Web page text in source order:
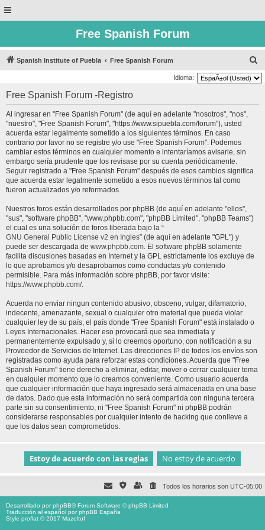
Free Spanish Forum
Spanish Institute of Puebla Free Spanish Forum
u
Idioma:
Free Spanish Forum -Registro
Al ingresar en "Free Spanish Forum" (de aquí en adelante "nosotros", "nos",
"nuestro", "Free Spanish Forum", "https://www.sipuebla.com/forum"), usted
acuerda estar legalmente sometido a los siguientes términos. En caso
contrario por favor no se registre y/o use "Free Spanish Forum". Podemos
cambiar estos términos en cualquier momento e intentaríamos avisarle, sin
embargo sería prudente que los revisase por su cuenta periódicamente.
Seguir registrado a "Free Spanish Forum" después de esos cambios significa
que acuerda estar legalmente sometido a esos nuevos términos tal como
fueron actualizados y/o reformados.
Nuestros foros están desarrollados por phpBB (de aquí en adelante "ellos",
"sus", "software phpBB", "www.phpbb.com", "phpBB Limited", "phpBB Teams")
el cual es una solución de foros liberada bajo la “
GNU General Public License v2 en Ingles” (de aquí en adelante "GPL") y
puede ser descargada de www.phpbb.com. El software phpBB solamente
facilita discusiones basadas en Internet y la GPL estrictamente los excluye de
lo que aprobamos y/o desaprobamos como conductas y/o contenido
permisible. Para más información sobre phpBB, por favor visite:
https://www.phpbb.com/.
Acuerda no enviar ningun contenido abusivo, obsceno, vulgar, difamatorio,
indecente, amenazante, sexual o cualquier otro material que pueda violar
cualquier ley de su país, el país donde "Free Spanish Forum" está instalado o
Leyes Internacionales. Hacer eso provocará que sea inmediata y
permanentemente expulsado y, si lo creemos oportuno, con notificación a su
Proveedor de Servicios de Internet. Las direcciones IP de todos los envíos son
registradas como ayuda para reforzar estas condiciones. Acuerda que "Free
Spanish Forum" tiene derecho a eliminar, editar, mover o cerrar cualquier tema
en cualquier momento que lo creamos conveniente. Como usuario acuerda
que cualquier información que haya ingresado será almacenada en una base
de datos. Dado que esta información no será compartida con ninguna tercera
parte sin su consentimiento, ni "Free Spanish Forum" ni phpBB podrán
considerarse responsables por cualquier intento de hacking que conlleve a
que los datos sean comprometidos.
Todos los horarios son UTC-05:00
Desarrollado porphpBB® Forum Software © phpBB Limited
Traducción al español porphpBB España
Style proflat © 2017 Mazeltof